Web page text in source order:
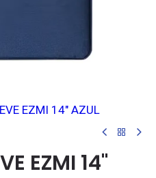
EZMI 14" AZUL
EZMI 14"